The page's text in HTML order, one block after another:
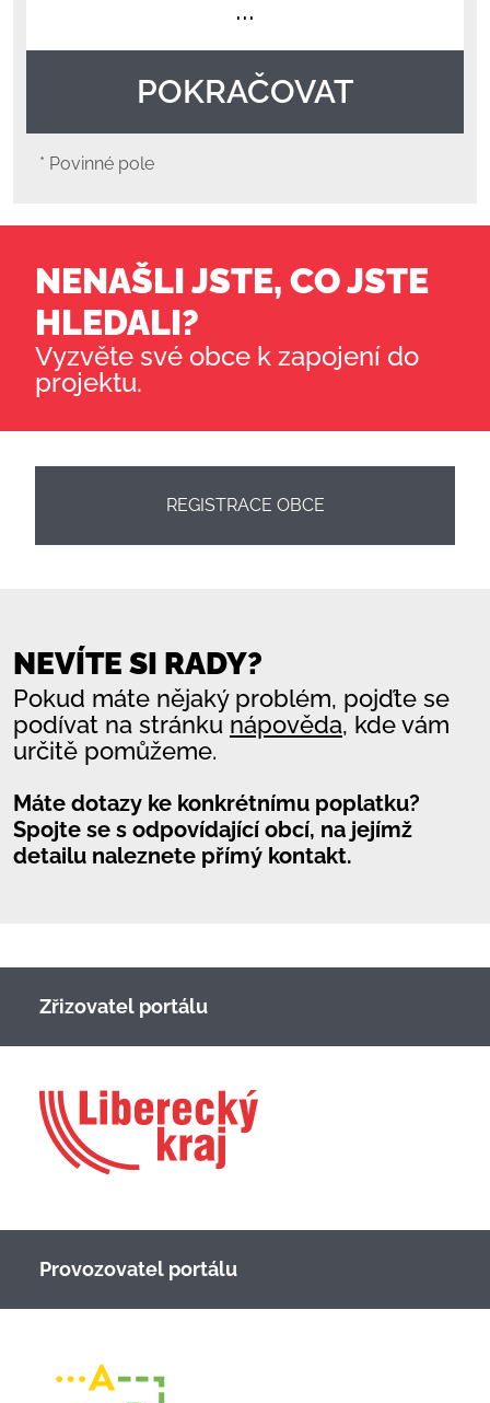
...
POKRAČOVAT
* Povinné pole
NENAŠLI JSTE, CO JSTE
HLEDALI?
Vyzvěte své obce k zapojení do
projektu.
REGISTRACE OBCE
NEVÍTE SI RADY?
Pokud máte nějaký problém, pojďte se
podívat na stránku nápověda, kde vám
určitě pomůžeme.
Máte dotazy ke konkrétnímu poplatku?
Spojte se s odpovídající obcí, na jejímž
detailu naleznete přímý kontakt.
Zřizovatel portálu
Provozovatel portálu